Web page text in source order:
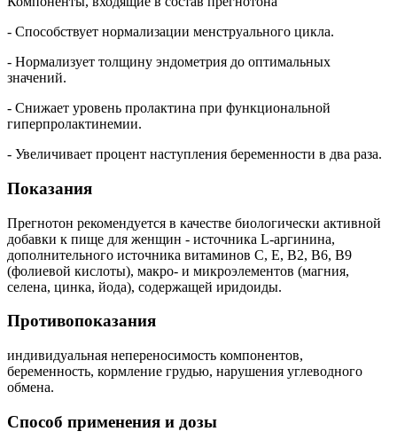
- Способствует нормализации менструального цикла.
- Нормализует толщину эндометрия до оптимальных
значений.
- Снижает уровень пролактина при функциональной
гиперпролактинемии.
- Увеличивает процент наступления беременности в два раза.
Показания
Прегнотон рекомендуется в качестве биологически активной
добавки к пище для женщин - источника L-аргинина,
дополнительного источника витаминов С, Е, В2, В6, В9
(фолиевой кислоты), макро- и микроэлементов (магния,
селена, цинка, йода), содержащей иридоиды.
Противопоказания
индивидуальная непереносимость компонентов,
беременность, кормление грудью, нарушения углеводного
обмена.
Способ применения и дозы